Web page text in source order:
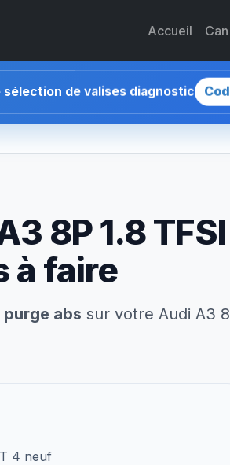
Accueil
de valises diagnostic
8P 1.8 TFSI
à faire
purge abs sur votre Audi A3
4 neuf